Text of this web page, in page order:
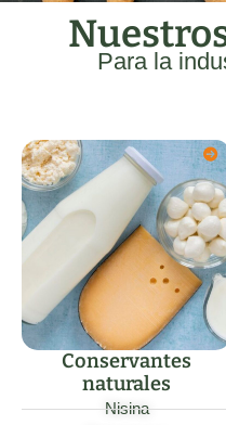
Para la
Conservantes
naturales
Nisina